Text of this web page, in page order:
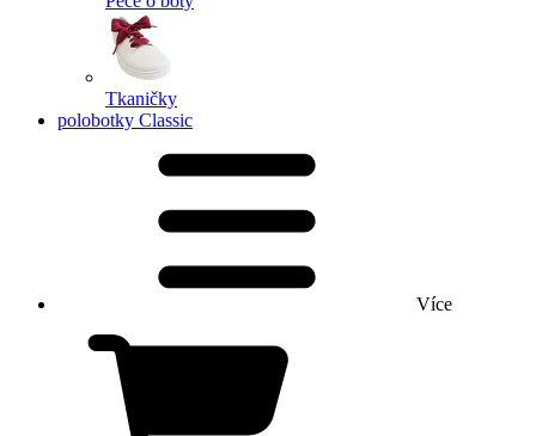
Tkaničky
polobotky Classic
Více